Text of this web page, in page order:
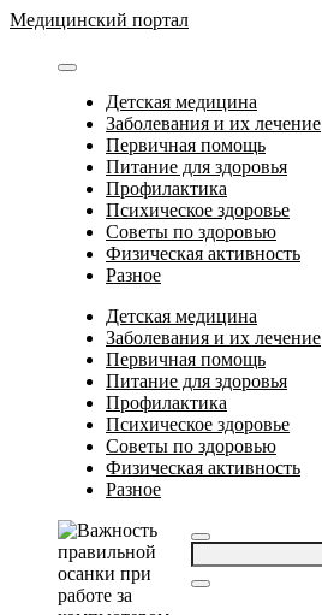
Перейти
содержимому
Медицинский портал
Детская медицина
Заболевания и их лечение
Первичная помощь
Питание для здоровья
Профилактика
Психическое здоровье
Советы по здоровью
Физическая активность
Разное
Детская медицина
Заболевания и их лечение
Первичная помощь
Питание для здоровья
Профилактика
Психическое здоровье
Советы по здоровью
Физическая активность
Разное
Найти: